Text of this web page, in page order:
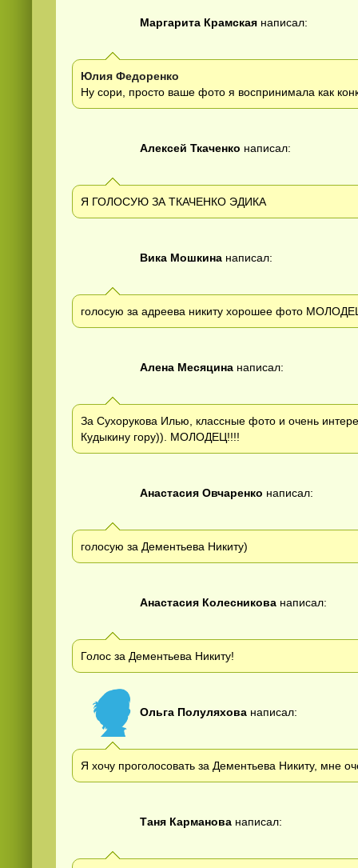
Маргарита Крамская написал:
Юлия Федоренко
Ну сори, просто ваше фото я воспринимала как
Алексей Ткаченко написал:
Я ГОЛОСУЮ ЗА ТКАЧЕНКО ЭДИКА
Вика Мошкина написал:
голосую за адреева никиту хорошее фото
Алена Месяцина написал:
За Сухорукова Илью, классные фото и очень
Кудыкину гору)). МОЛОДЕЦ!!!!
Анастасия Овчаренко написал:
голосую за Дементьева Никиту)
Анастасия Колесникова написал:
Голос за Дементьева Никиту!
Ольга Полуляхова написал:
Я хочу проголосовать за Дементьева Никиту, мне
Таня Карманова написал: